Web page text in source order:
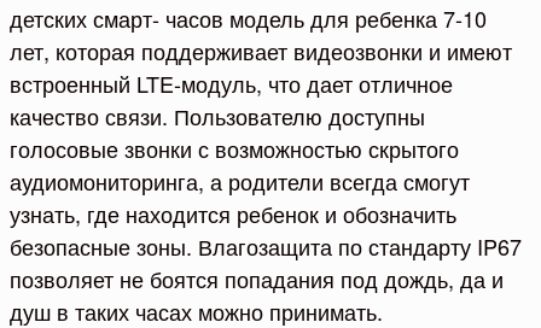
детских смарт- часов модель для ребенка 7-10
лет, которая поддерживает видеозвонки и имеют
встроенный LTE-модуль, что дает отличное
качество связи. Пользователю доступны
голосовые звонки с возможностью скрытого
аудиомониторинга, а родители всегда смогут
узнать, где находится ребенок и обозначить
безопасные зоны. Влагозащита по стандарту IP67
позволяет не боятся попадания под дождь, да и
душ в таких часах можно принимать.